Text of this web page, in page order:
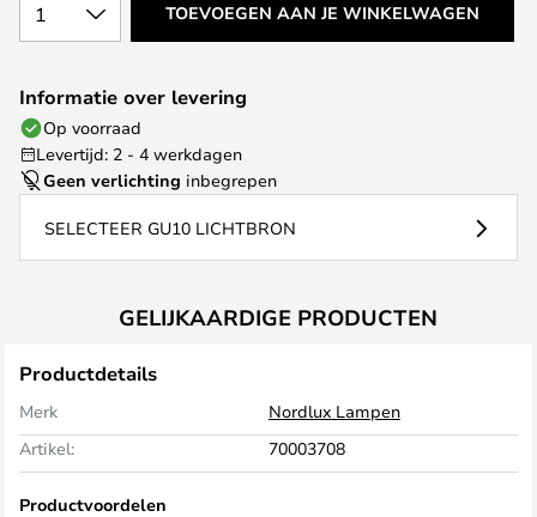
1 TOEVOEGEN AAN JE WINKELWAGEN
Informatie over levering
Op voorraad
Levertijd: 2 - 4 werkdagen
Geen verlichting inbegrepen
SELECTEER GU10 LICHTBRON
GELIJKAARDIGE PRODUCTEN
Productdetails
Merk
Nordlux Lampen
Artikel:
70003708
Productvoordelen